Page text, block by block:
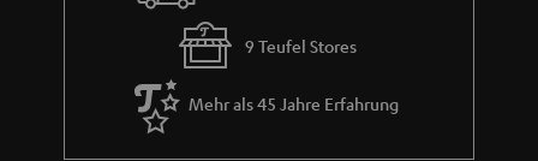
9 Teufel Stores
Mehr als 45 Jahre Erfahrung